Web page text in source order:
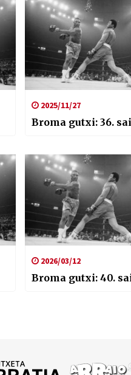
2025/11/27
Broma gutxi: 36.
2026/03/12
Broma gutxi: 40.